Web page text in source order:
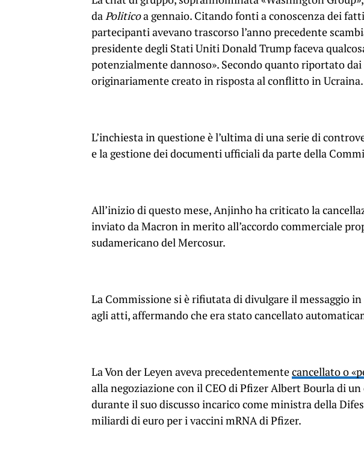
daPoliticoa gennaio. Citando fonti a conoscenza dei
partecipanti avevano trascorso l’anno precedente
presidente degli Stati Uniti Donald Trump faceva
potenzialmente dannoso». Secondo quanto riportato
originariamente creato in risposta al conflitto in Ucraina.
L’inchiesta in questione è l’ultima di una serie di
e la gestione dei documenti ufficiali da parte della
All’inizio di questo mese, Anjinho ha criticato la
inviato da Macron in merito all’accordo commerciale
sudamericano del Mercosur.
La Commissione si è rifiutata di divulgare il messaggio
agli atti, affermando che era stato cancellato
La Von der Leyen aveva precedentementecancellato o
alla negoziazione con il CEO di Pfizer Albert Bourla di
durante il suo discusso incarico come ministra della
miliardi di euro per i vaccini mRNA di Pfizer.